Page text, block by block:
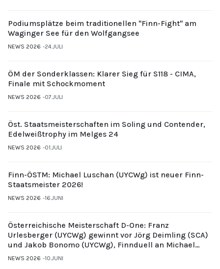
Podiumsplätze beim traditionellen "Finn-Fight" am
Waginger See für den Wolfgangsee
NEWS 2026 24.JULI
ÖM der Sonderklassen: Klarer Sieg für S118 - CIMA,
Finale mit Schockmoment
NEWS 2026 07.JULI
Öst. Staatsmeisterschaften im Soling und Contender,
Edelweißtrophy im Melges 24
NEWS 2026 01.JULI
Finn-ÖSTM: Michael Luschan (UYCWg) ist neuer Finn-
Staatsmeister 2026!
NEWS 2026 16.JUNI
Österreichische Meisterschaft D-One: Franz
Urlesberger (UYCWg) gewinnt vor Jörg Deimling (SCA)
und Jakob Bonomo (UYCWg), Finnduell an Michael
Gubi (UYCMo)
NEWS 2026 10.JUNI